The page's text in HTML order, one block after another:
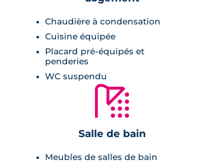
parking privatives. Pour les autres, des locaux
à vélo couverts et sécurisés sont disponibles.
La plupart des appartements profite d’une
double orientation pour une luminosité et un
bien être accru. Dans les appartements dédiés
au coliving, chaque chambre dispose de sa
salle d’eau privative avec sanitaires.
Chaudière à condensation
Cuisine équipée
Placard pré-équipés et
penderies
WC suspendu
🚿
Salle de bain
Meubles de salles de bain